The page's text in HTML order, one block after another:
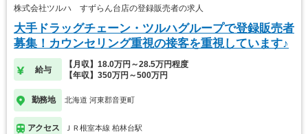
株式会社ツルハ すずらん台店の登録販売者の求人
大手ドラッグチェーン・ツルハグループで登録販売者
募集！カウンセリング重視の接客を重視しています♪
給与
【月収】18.0万円～28.5万円程度
【年収】350万円～500万円
勤務地 北海道 河東郡音更町
アクセス ＪＲ根室本線 柏林台駅